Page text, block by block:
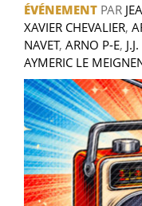
ÉVÉNEMENT PAR
XAVIER CHEVALIER,
NAVET, ARNO P-E,
AYMERIC LE